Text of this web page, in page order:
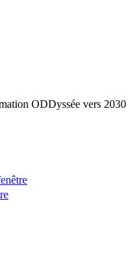
ODDyssée vers 2030